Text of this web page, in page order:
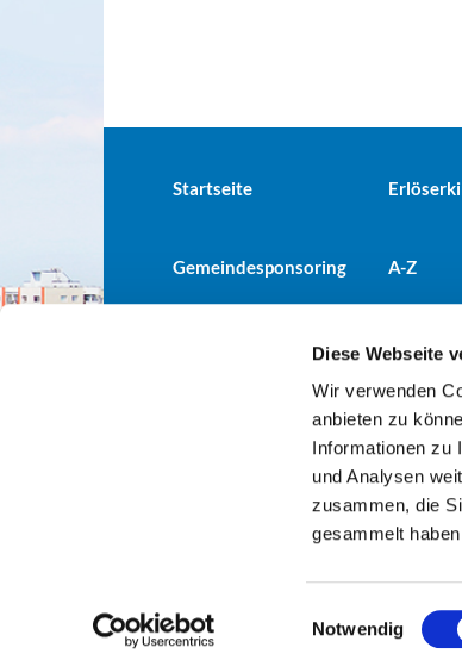
Diese Webseite
Wir verwenden
anbieten zu
Informationen zu
und Analysen
zusammen, die
gesammelt
i
Notwendig
Startseite
Gemeindesponsoring A-Z
Evangelische